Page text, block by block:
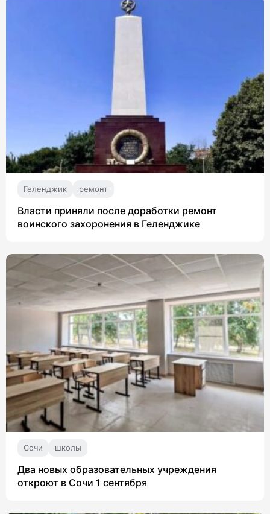
Геленджик ремонт
Власти приняли после доработки ремонт
воинского захоронения в Геленджике
Сочи школы
Два новых образовательных учреждения
откроют в Сочи 1 сентября